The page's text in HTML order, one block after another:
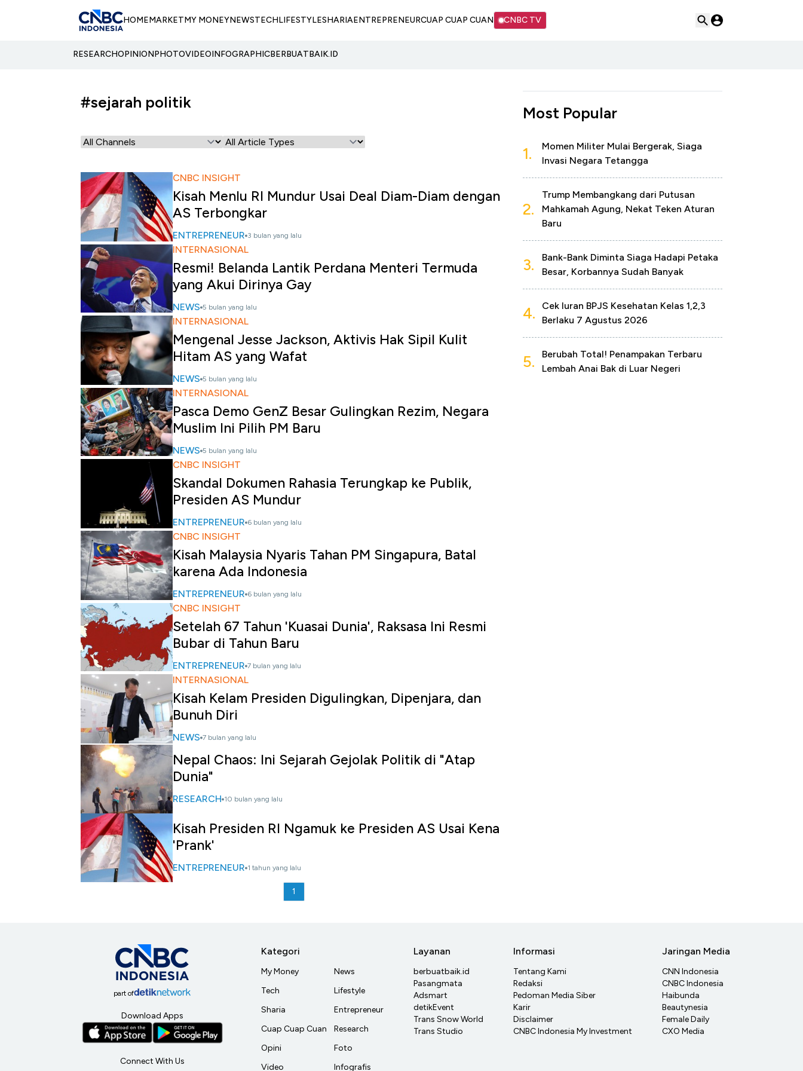
HOMEMARKETMY MONEYNEWSTECHLIFESTYLESHARIAENTREPRENEURCUAP CUAP CUAN CNBC TV
RESEARCHOPINIONPHOTOVIDEOINFOGRAPHICBERBUATBAIK.ID
#sejarah politik
CNBC INSIGHT
Kisah Menlu RI Mundur Usai Deal Diam-Diam dengan
AS Terbongkar
ENTREPRENEUR 3 bulan yang lalu
INTERNASIONAL
Resmi! Belanda Lantik Perdana Menteri Termuda
yang Akui Dirinya Gay
NEWS 5 bulan yang lalu
INTERNASIONAL
Mengenal Jesse Jackson, Aktivis Hak Sipil Kulit
Hitam AS yang Wafat
NEWS 5 bulan yang lalu
INTERNASIONAL
Pasca Demo GenZ Besar Gulingkan Rezim, Negara
Muslim Ini Pilih PM Baru
NEWS 5 bulan yang lalu
CNBC INSIGHT
Skandal Dokumen Rahasia Terungkap ke Publik,
Presiden AS Mundur
ENTREPRENEUR 6 bulan yang lalu
CNBC INSIGHT
Kisah Malaysia Nyaris Tahan PM Singapura, Batal
karena Ada Indonesia
ENTREPRENEUR 6 bulan yang lalu
CNBC INSIGHT
Setelah 67 Tahun 'Kuasai Dunia', Raksasa Ini Resmi
Bubar di Tahun Baru
ENTREPRENEUR 7 bulan yang lalu
INTERNASIONAL
Kisah Kelam Presiden Digulingkan, Dipenjara, dan
Bunuh Diri
NEWS 7 bulan yang lalu
Nepal Chaos: Ini Sejarah Gejolak Politik di "Atap
Dunia"
RESEARCH 10 bulan yang lalu
Kisah Presiden RI Ngamuk ke Presiden AS Usai Kena
'Prank'
ENTREPRENEUR 1 tahun yang lalu
1
Most Popular
1.
Momen Militer Mulai Bergerak, Siaga
Invasi Negara Tetangga
2.
Trump Membangkang dari Putusan
Mahkamah Agung, Nekat Teken Aturan
Baru
3.
Bank-Bank Diminta Siaga Hadapi Petaka
Besar, Korbannya Sudah Banyak
4.
Cek Iuran BPJS Kesehatan Kelas 1,2,3
Berlaku 7 Agustus 2026
5.
Berubah Total! Penampakan Terbaru
Lembah Anai Bak di Luar Negeri
part of
Download Apps
Connect With Us
Kategori
My Money
Tech
Sharia
Cuap Cuap Cuan
Opini
Video
News
Lifestyle
Entrepreneur
Research
Foto
Infografis
Layanan
berbuatbaik.id
Pasangmata
Adsmart
detikEvent
Trans Snow World
Trans Studio
Informasi
Tentang Kami
Redaksi
Pedoman Media Siber
Karir
Disclaimer
CNBC Indonesia My Investment
Jaringan Media
CNN Indonesia
CNBC Indonesia
Haibunda
Beautynesia
Female Daily
CXO Media